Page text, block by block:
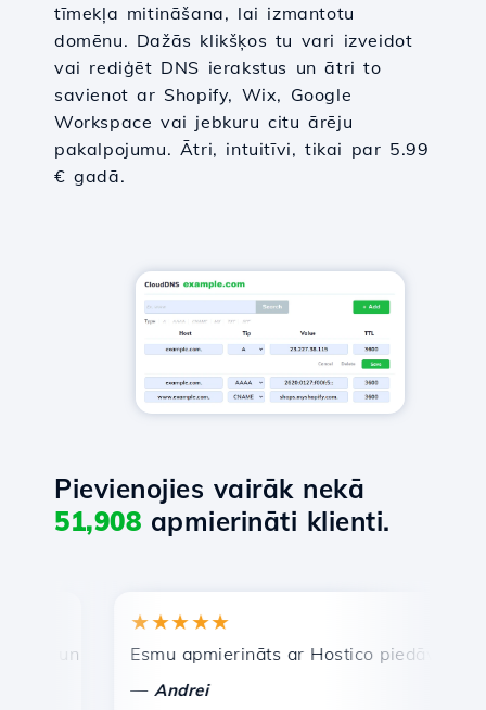
tīmekļa mitināšana, lai izmantotu
domēnu. Dažās klikšķos tu vari izveidot
vai rediģēt DNS ierakstus un ātri to
savienot ar Shopify, Wix, Google
Workspace vai jebkuru citu ārēju
pakalpojumu. Ātri, intuitīvi, tikai par 5.99
€ gadā.
Pievienojies vairāk nekā
51,908 apmierināti klienti.
un efektīva tehniskā atbalsta dienests.
★★★★★
Esmu apmierināts ar Hostico piedāvātajiem
Andrei